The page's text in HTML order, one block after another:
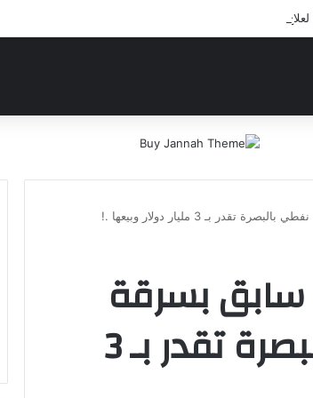
أيتام مدرسة كافل اليتيم
بـ 3 مليار دولار وبيعها .!
سابق بسرقة
خزانات مستودع نفطي بالبصرة تقدر بـ 3